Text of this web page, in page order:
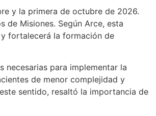
y la primera de octubre de 2026.
de Misiones. Según Arce, esta
fortalecerá la formación de
necesarias para implementar la
de menor complejidad y
sentido, resaltó la importancia de